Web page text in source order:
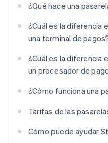
¿Qué hace una
¿Cuál es la diferencia
una terminal de
¿Cuál es la diferencia
un procesador de
¿Cómo funciona una
Tarifas de las
Cómo puede ayudar